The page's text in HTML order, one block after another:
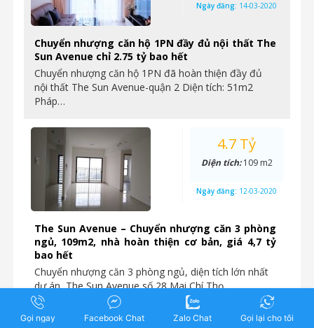
Chuyển nhượng căn hộ 1PN đầy đủ nội thất The
Sun Avenue chỉ 2.75 tỷ bao hết
Chuyển nhượng căn hộ 1PN đã hoàn thiện đầy đủ
nội thất The Sun Avenue-quận 2 Diện tích: 51m2
Pháp…
Ngày đăng: 14-03-2020
The Sun Avenue – Chuyển nhượng căn 3 phòng
ngủ, 109m2, nhà hoàn thiện cơ bản, giá 4,7 tỷ
bao hết
Chuyển nhượng căn 3 phòng ngủ, diện tích lớn nhất
dự án, The Sun Avenue số 28 Mai Chí Thọ,…
4.7 Tỷ
Diện tích:109 m2
Ngày đăng: 12-03-2020
Gọi ngay Facebook Chat Zalo Chat Gọi lại cho tôi